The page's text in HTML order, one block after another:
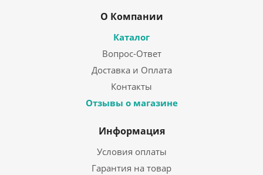
О Компании
Каталог
Вопрос-Ответ
Доставка и Оплата
Контакты
Отзывы о магазине
Информация
Условия оплаты
Гарантия на товар